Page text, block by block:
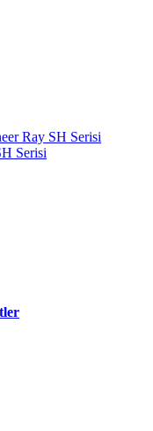
Ray SH Serisi
Serisi